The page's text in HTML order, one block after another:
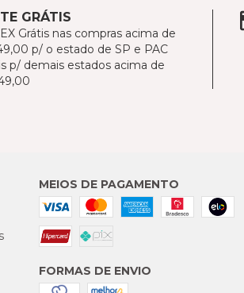
GRÁTIS
Grátis nas compras acima de
p/ o estado de SP e PAC
p/ demais estados acima de
MEIOS DE PAGAMENTO
FORMAS DE ENVIO